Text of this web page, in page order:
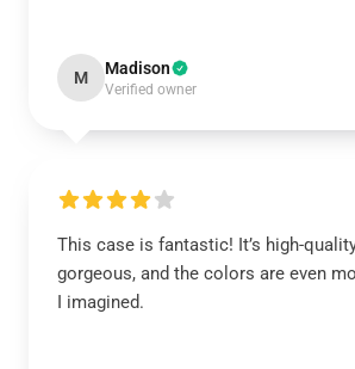
M Madison
Verified owner
This case is fantastic! It’s high-
gorgeous, and the colors are even
I imagined.